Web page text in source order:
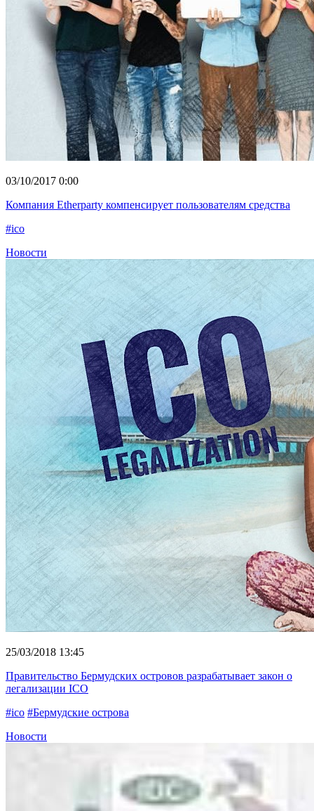
03/10/2017 0:00
Компания Etherparty компенсирует пользователям средства
#ico
Новости
25/03/2018 13:45
Правительство Бермудских островов разрабатывает закон о
легализации ICO
#ico #Бермудские острова
Новости